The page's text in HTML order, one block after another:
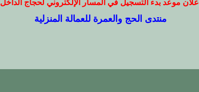
إعلان موعد بدء التسجيل في المسار الإلكتروني لحجاج الداخل
منتدى الحج والعمرة للعمالة المنزلية